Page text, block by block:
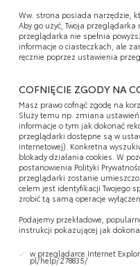
Ww. strona posiada narzędzie,
Aby go użyć, Twoja przeglądarka
przeglądarka nie spełnia
informacje o ciasteczkach, ale
ręcznie poprzez ustawienia
COFNIĘCIE ZGODY NA
Masz prawo cofnąć zgodę na
Służy temu np. zmiana ustawień
informacje o tym jak dokonać
przeglądarki dostępne są w
internetowej). Konkretna
blokady działania cookies. W
postanowienia Polityki
przeglądarki zostanie
celem jest identyfikacji Twojego
zrobić tą samą operacje
Podajemy przekładowe,
instrukcji pokazującej jak
w przeglądarce Internet
pl/help/278835/